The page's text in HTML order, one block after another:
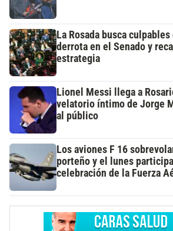
La Rosada busca
derrota en el Senado y
estrategia
Lionel Messi llega a
velatorio íntimo de Jorge
al público
Los aviones F 16
porteño y el lunes
celebración de la Fuerza